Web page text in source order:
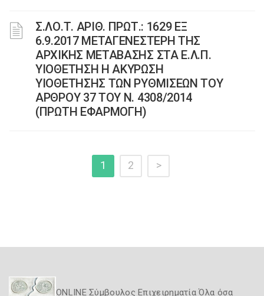
Σ.ΛΟ.Τ. ΑΡΙΘ. ΠΡΩΤ.: 1629 ΕΞ
6.9.2017 ΜΕΤΑΓΕΝΕΣΤΕΡΗ ΤΗΣ
ΑΡΧΙΚΗΣ ΜΕΤΑΒΑΣΗΣ ΣΤΑ Ε.Λ.Π.
ΥΙΟΘΕΤΗΣΗ Η ΑΚΥΡΩΣΗ
ΥΙΟΘΕΤΗΣΗΣ ΤΩΝ ΡΥΘΜΙΣΕΩΝ ΤΟΥ
ΑΡΘΡΟΥ 37 ΤΟΥ Ν. 4308/2014
(ΠΡΩΤΗ ΕΦΑΡΜΟΓΗ)
1 2 >
ONLINE Σύμβουλος Επιχειρηματία Όλα όσα